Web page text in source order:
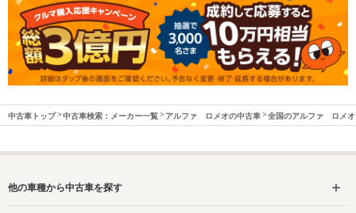
中古車トップ 中古車検索：メーカー一覧 アルファ ロメオの中古車 全国のアルファ ロメオ
他の車種から中古車を探す